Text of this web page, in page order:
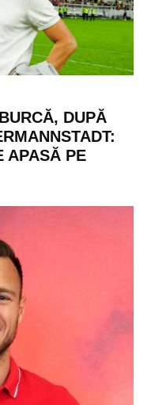
DUPĂ
APASĂ PE